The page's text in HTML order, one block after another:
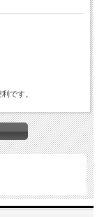
です。
せん。